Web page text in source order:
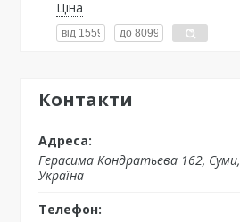
Ціна
Контакти
Герасима Кондратьева 162, Суми,
Україна